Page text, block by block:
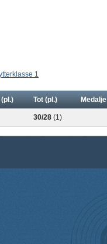
1
(pl.) Tot (pl.) Medalje
30/28 (1)